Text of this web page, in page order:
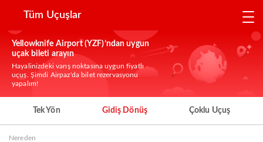
Tüm Uçuşlar
Yellowknife Airport (YZF)’ndan uygun
uçak bileti arayın
Hayalinizdeki varış noktasına uygun fiyatlı
uçuş. Şimdi Airpaz'da bilet rezervasyonu
yapalım!
Tek Yön Gidiş Dönüş Çoklu Uçuş
Nereden